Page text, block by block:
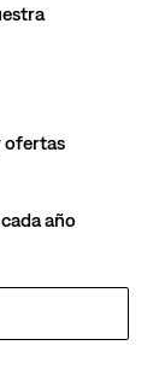
ofertas
año